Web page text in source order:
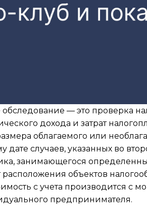
— это проверка
дохода и затрат
облагаемого или
дате случаев, указанных во
занимающегося
расположения объектов
с учета производится с
предпринимателя.